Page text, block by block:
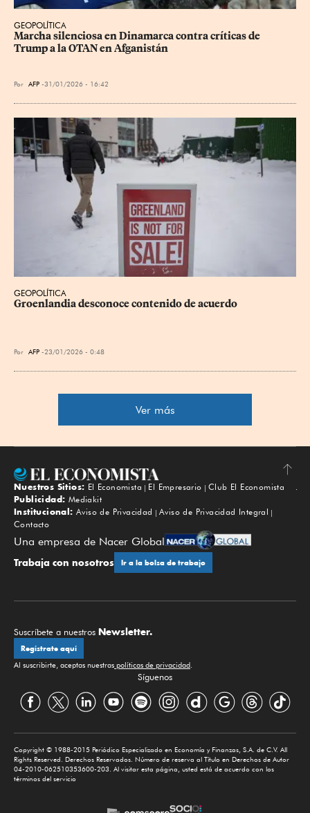
GEOPOLÍTICA
Marcha silenciosa en Dinamarca contra críticas de
Trump a la OTAN en Afganistán
Por AFP 31/01/2026 - 16:42
GEOPOLÍTICA
Groenlandia desconoce contenido de acuerdo
Por AFP 23/01/2026 - 0:48
Ver más
Subir
Nuestros Sitios: El Economista El Empresario
Club El Economista
Publicidad: Mediakit
Institucional: Aviso de Privacidad
Aviso de Privacidad Integral
Contacto
Una empresa de Nacer Global
Trabaja con nosotros Ir a la bolsa de trabajo
Suscríbete a nuestros Newsletter.
Regístrate aquí
Al suscribirte, aceptas nuestras políticas de privacidad.
Síguenos
Copyright © 1988-2015 Periódico Especializado en Economía y Finanzas, S.A. de C.V. All
Rights Reserved. Derechos Reservados. Número de reserva al Título en Derechos de Autor
04-2010-062510353600-203. Al visitar esta página, usted está de acuerdo con los
términos del servicio